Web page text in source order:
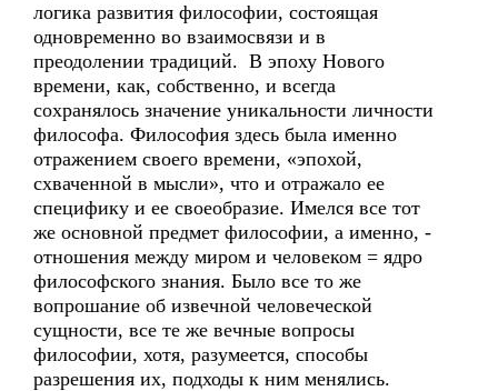
логика развития философии, состоящая
одновременно во взаимосвязи и в
преодолении традиций. В эпоху Нового
времени, как, собственно, и всегда
сохранялось значение уникальности личности
философа. Философия здесь была именно
отражением своего времени, «эпохой,
схваченной в мысли», что и отражало ее
специфику и ее своеобразие. Имелся все тот
же основной предмет философии, а именно, -
отношения между миром и человеком = ядро
философского знания. Было все то же
вопрошание об извечной человеческой
сущности, все те же вечные вопросы
философии, хотя, разумеется, способы
разрешения их, подходы к ним менялись.